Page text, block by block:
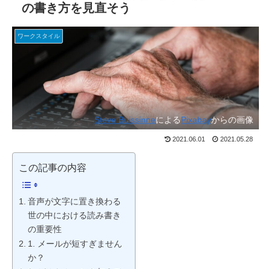
の書き方を見直そう
ワークスタイル
Steve BuissinneによるPixabayからの画像
2021.06.01 2021.05.28
この記事の内容
音声が文字に置き換わる
世の中における読み書き
の重要性
1. メールが短すぎません
か？